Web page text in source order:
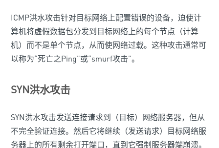
ICMP洪水攻击针对目标网络上配置错误的设备，迫使计
算机将虚假数据包分发到目标网络上的每个节点（计算
机）而不是单个节点，从而使网络过载。这种攻击通常可
以称为“死亡之Ping”或“smurf攻击”。
SYN洪水攻击
SYN洪水攻击发送连接请求到（目标）网络服务器，但从
不完全验证连接。然后它将继续（发送请求）目标网络服
务器上的所有剩余打开端口，直到它强制服务器端崩溃。